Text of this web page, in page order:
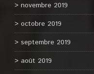
novembre 2019
octobre 2019
septembre 2019
août 2019